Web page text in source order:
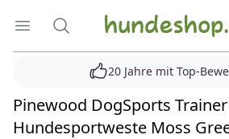
Menü öffnen
Suche Hundeshop.de
20 Jahre mit Top-
Pinewood DogSports Trainer
Hundesportweste Moss